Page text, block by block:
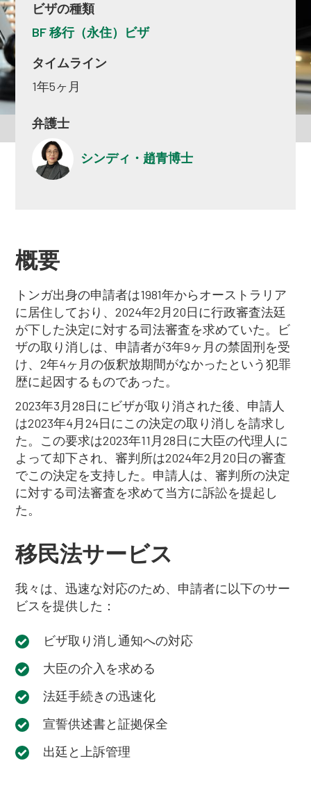
ビザの種類
BF 移行（永住）ビザ
タイムライン
1年5ヶ月
弁護士
シンディ・趙青博士
概要
トンガ出身の申請者は1981年からオーストラリア
に居住しており、2024年2月20日に行政審査法廷
が下した決定に対する司法審査を求めていた。ビ
ザの取り消しは、申請者が3年9ヶ月の禁固刑を受
け、2年4ヶ月の仮釈放期間がなかったという犯罪
歴に起因するものであった。
2023年3月28日にビザが取り消された後、申請人
は2023年4月24日にこの決定の取り消しを請求し
た。この要求は2023年11月28日に大臣の代理人に
よって却下され、審判所は2024年2月20日の審査
でこの決定を支持した。申請人は、審判所の決定
に対する司法審査を求めて当方に訴訟を提起し
た。
移民法サービス
我々は、迅速な対応のため、申請者に以下のサー
ビスを提供した：
ビザ取り消し通知への対応
大臣の介入を求める
法廷手続きの迅速化
宣誓供述書と証拠保全
出廷と上訴管理